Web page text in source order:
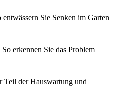
Sie Senken im Garten
erkennen Sie das Problem
der Hauswartung und